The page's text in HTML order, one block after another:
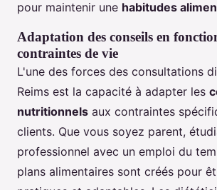
pour maintenir une habitudes
Adaptation des conseils en
contraintes de vie
L'une des forces des consultations
Reims est la capacité à adapter les
nutritionnels aux contraintes
clients. Que vous soyez parent,
professionnel avec un emploi du
plans alimentaires sont créés pour